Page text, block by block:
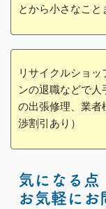
とから小さなこと
リサイクルショ
ンの退職などで
の出張修理、業者
渉割引あり）